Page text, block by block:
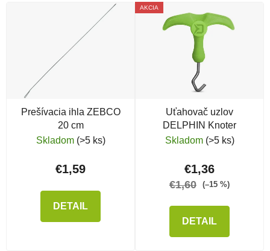
Výpis produktov
Prešívacia ihla ZEBCO
20 cm
Skladom (>5 ks)
€1,59
DETAIL
AKCIA
Uťahovač uzlov
DELPHIN Knoter
Skladom (>5 ks)
€1,36
€1,60 (–15 %)
DETAIL